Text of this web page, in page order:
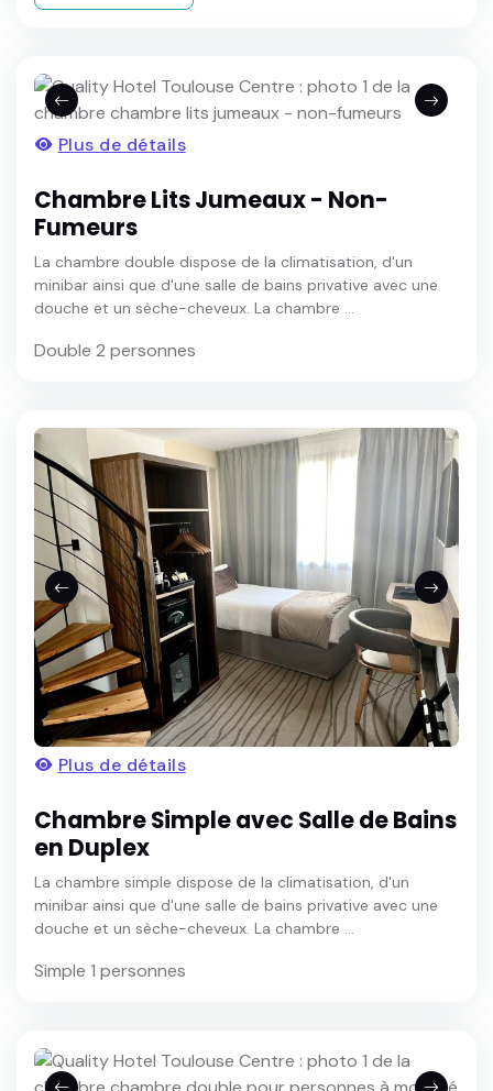
Plus de détails
Chambre Lits Jumeaux - Non-
Fumeurs
La chambre double dispose de la climatisation, d'un
minibar ainsi que d'une salle de bains privative avec une
douche et un sèche-cheveux. La chambre ...
Double 2 personnes
Plus de détails
Chambre Simple avec Salle de Bains
en Duplex
La chambre simple dispose de la climatisation, d'un
minibar ainsi que d'une salle de bains privative avec une
douche et un sèche-cheveux. La chambre ...
Simple 1 personnes